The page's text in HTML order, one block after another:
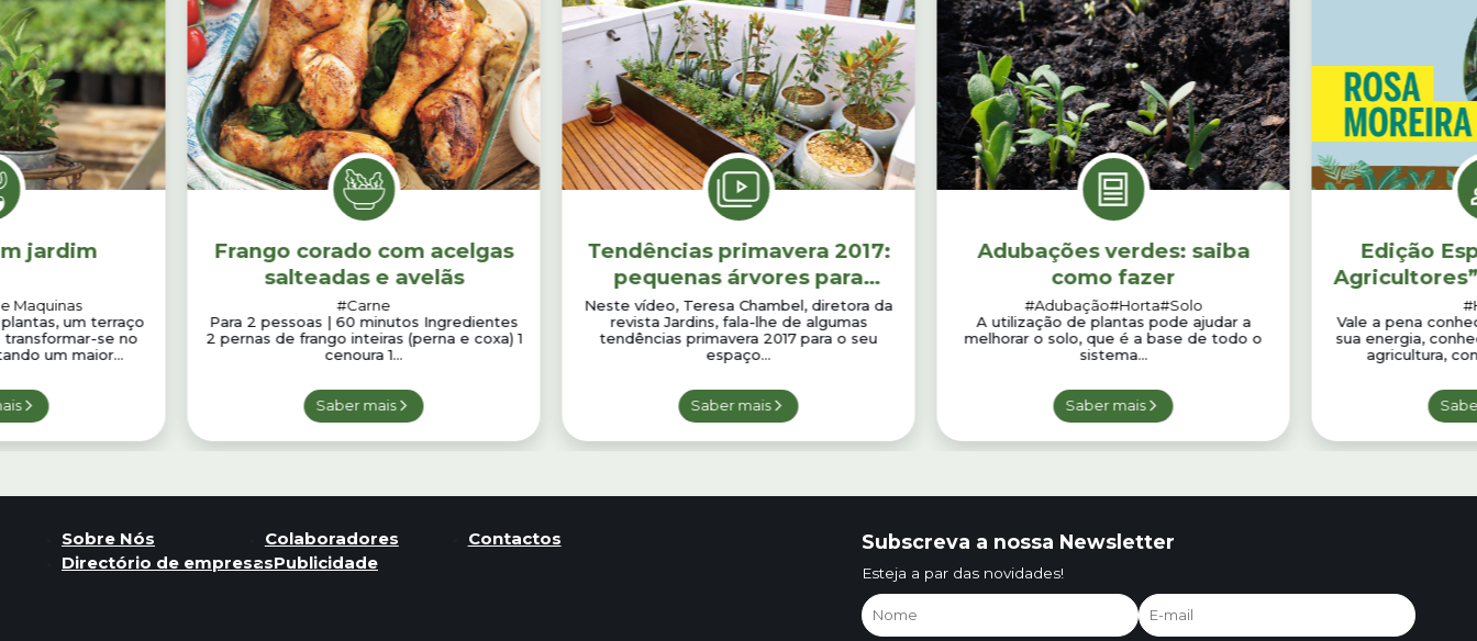
jardim
Maquinas
um terraço
transformar-se no
um maior...
Frango corado com acelgas
salteadas e avelãs
#Carne
Para 2 pessoas | 60 minutos Ingredientes
2 pernas de frango inteiras (perna e coxa) 1
cenoura 1...
Saber mais
Tendências primavera 2017:
pequenas árvores para
varandas e terraços
Neste vídeo, Teresa Chambel, diretora da
revista Jardins, fala-lhe de algumas
tendências primavera 2017 para o seu
espaço...
Saber mais
Adubações verdes: saiba
como fazer
#Adubação#Horta#Solo
A utilização de plantas pode ajudar a
melhorar o solo, que é a base de todo o
sistema...
Saber mais
Edição
a
Vale a pena
sua energia,
agricultura,
Sobre Nós Colaboradores
Contactos
Directório de empresasPublicidade
Subscreva a nossa Newsletter
Esteja a par das novidades!